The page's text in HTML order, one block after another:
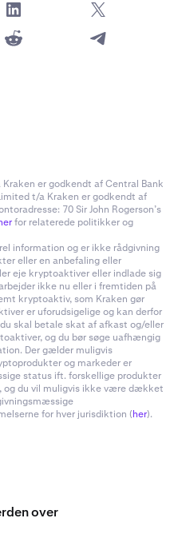
over
er godkendt af Central Bank
t/a Kraken er godkendt af
70 Sir John Rogerson’s
for relaterede politikker og
information og er ikke rådgivning
eller en anbefaling eller
eje kryptoaktiver eller indlade sig
ikke nu eller i fremtiden på
kryptoaktiv, som Kraken gør
er uforudsigelige og kan derfor
skal betale skat af afkast og/eller
og du bør søge uafhængig
Der gælder muligvis
og markeder er
status ift. forskellige produkter
og du vil muligvis ikke være dækket
for hver jurisdiktion (her).